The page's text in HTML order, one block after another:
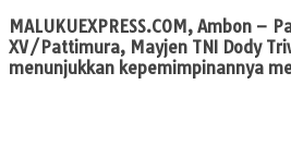
MALUKUEXPRESS.COM, Ambon –
XV/Pattimura, Mayjen TNI Dody
menunjukkan kepemimpinannya